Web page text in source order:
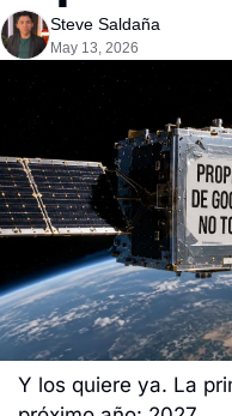
Steve Saldaña
May 13, 2026
Y los quiere ya. La